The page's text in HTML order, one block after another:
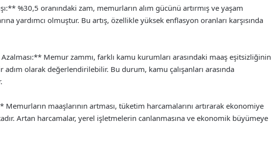
%30,5 oranındaki zam, memurların alım gücünü artırmış ve yaşam
yardımcı olmuştur. Bu artış, özellikle yüksek enflasyon oranları karşısında
Memur zammı, farklı kamu kurumları arasındaki maaş eşitsizliğinin
adım olarak değerlendirilebilir. Bu durum, kamu çalışanları arasında
maaşlarının artması, tüketim harcamalarını artırarak ekonomiye
Artan harcamalar, yerel işletmelerin canlanmasına ve ekonomik büyümeye